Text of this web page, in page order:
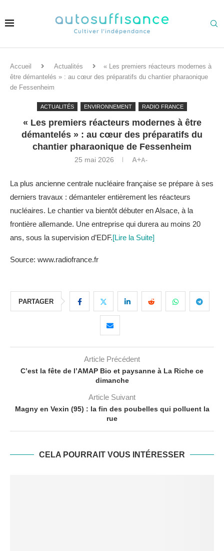
Accueil Actualités
« Les premiers réacteurs modernes à
être démantelés » : au cœur des préparatifs du chantier pharaonique
de Fessenheim
ACTUALITÉS ENVIRONNEMENT RADIO FRANCE
« Les premiers réacteurs modernes à être
démantelés » : au cœur des préparatifs du
chantier pharaonique de Fessenheim
25 mai 2026 A+A-
La plus ancienne centrale nucléaire française se prépare à ses
derniers travaux : démanteler entièrement les réacteurs
nucléaires. Le chantier va bientôt débuter en Alsace, à la
frontière allemande. Une entreprise qui durera au moins 20
ans, sous la supervision d’EDF.[Lire la Suite]
Source: www.radiofrance.fr
PARTAGER
Article Précédent
C’est la fête de l’AMAP Bio et paysanne à La Riche ce
dimanche
Article Suivant
Magny en Vexin (95) : la fin des poubelles qui polluent la
rue
CELA POURRAIT VOUS INTÉRESSER